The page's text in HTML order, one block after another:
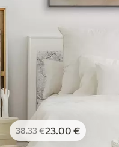
38.33€23.00 €